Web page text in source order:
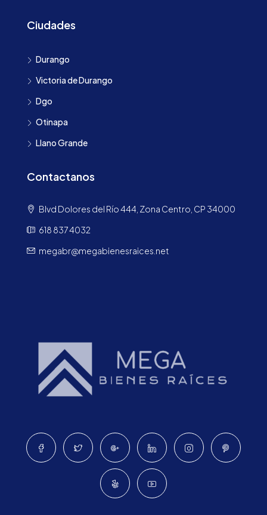
Ciudades
Durango
Victoria de Durango
Dgo
Otinapa
Llano Grande
Contactanos
Blvd Dolores del Río 444, Zona Centro, CP 34000
618 837 4032
megabr@megabienesraices.net